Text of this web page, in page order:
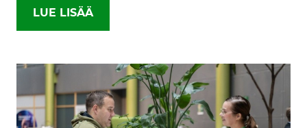
LUE LISÄÄ